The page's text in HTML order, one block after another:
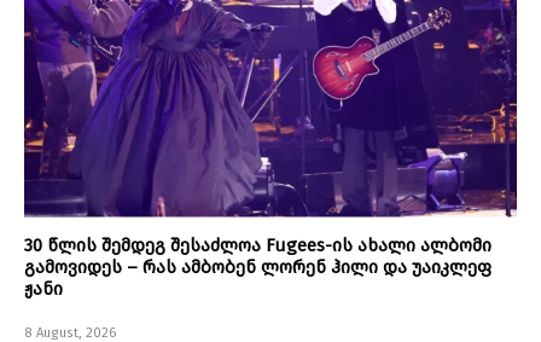
30 წლის შემდეგ შესაძლოა Fugees-ის ახალი ალბომი
გამოვიდეს – რას ამბობენ ლორენ ჰილი და უაიკლეფ
ჟანი
8 August, 2026